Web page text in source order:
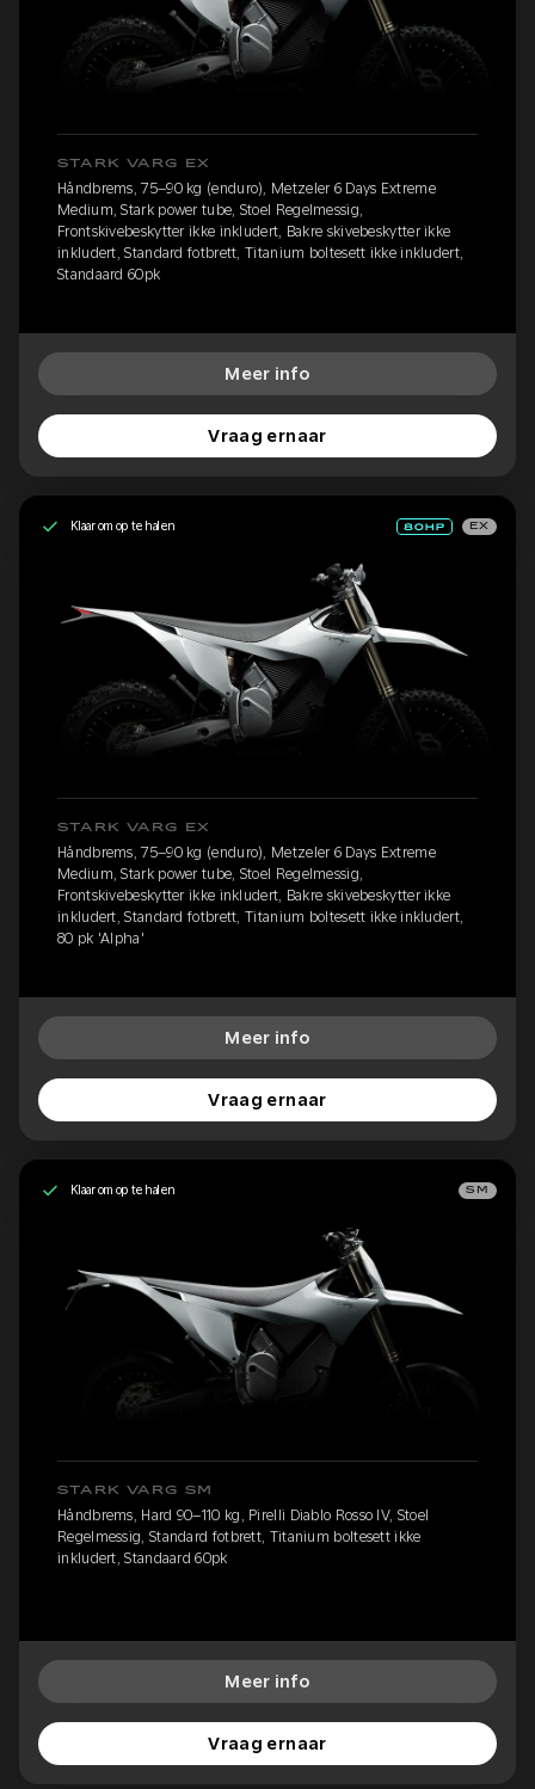
STARK VARG EX
Håndbrems, 75–90 kg (enduro), Metzeler 6 Days Extreme
Medium, Stark power tube, Stoel Regelmessig,
Frontskivebeskytter ikke inkludert, Bakre skivebeskytter ikke
inkludert, Standard fotbrett, Titanium boltesett ikke inkludert,
Standaard 60pk
Meer info
Vraag ernaar
Klaar om op te halen EX
STARK VARG EX
Håndbrems, 75–90 kg (enduro), Metzeler 6 Days Extreme
Medium, Stark power tube, Stoel Regelmessig,
Frontskivebeskytter ikke inkludert, Bakre skivebeskytter ikke
inkludert, Standard fotbrett, Titanium boltesett ikke inkludert,
80 pk 'Alpha'
Meer info
Vraag ernaar
Klaar om op te halen SM
STARK VARG SM
Håndbrems, Hard 90–110 kg, Pirelli Diablo Rosso IV, Stoel
Regelmessig, Standard fotbrett, Titanium boltesett ikke
inkludert, Standaard 60pk
Meer info
Vraag ernaar